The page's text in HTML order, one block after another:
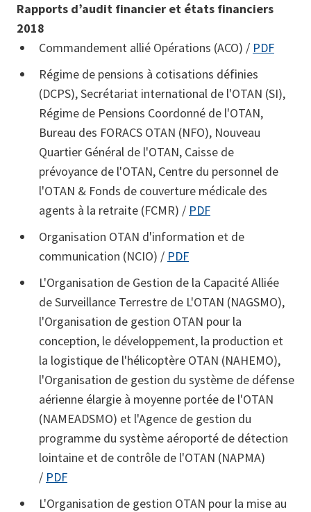
Rapports d’audit financier et états financiers
2018
Commandement allié Opérations (ACO) / PDF
Régime de pensions à cotisations définies
(DCPS), Secrétariat international de l'OTAN (SI),
Régime de Pensions Coordonné de l'OTAN,
Bureau des FORACS OTAN (NFO), Nouveau
Quartier Général de l'OTAN, Caisse de
prévoyance de l'OTAN, Centre du personnel de
l'OTAN & Fonds de couverture médicale des
agents à la retraite (FCMR) / PDF
Organisation OTAN d'information et de
communication (NCIO) / PDF
L'Organisation de Gestion de la Capacité Alliée
de Surveillance Terrestre de L'OTAN (NAGSMO),
l'Organisation de gestion OTAN pour la
conception, le développement, la production et
la logistique de l'hélicoptère OTAN (NAHEMO),
l'Organisation de gestion du système de défense
aérienne élargie à moyenne portée de l'OTAN
(NAMEADSMO) et l'Agence de gestion du
programme du système aéroporté de détection
lointaine et de contrôle de l'OTAN (NAPMA)
/ PDF
L'Organisation de gestion OTAN pour la mise au